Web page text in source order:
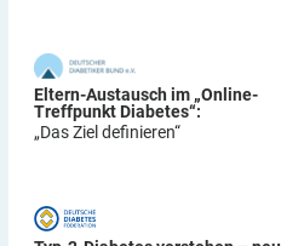
Eltern-Austausch im „Online-
Treffpunkt Diabetes“:
„Das Ziel definieren“